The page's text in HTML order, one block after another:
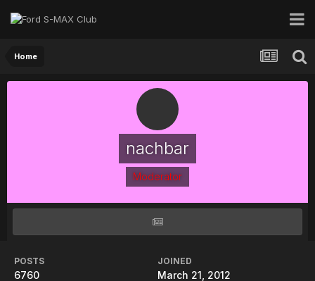
Home
nachbar
Moderator
POSTS
6760
JOINED
March 21, 2012